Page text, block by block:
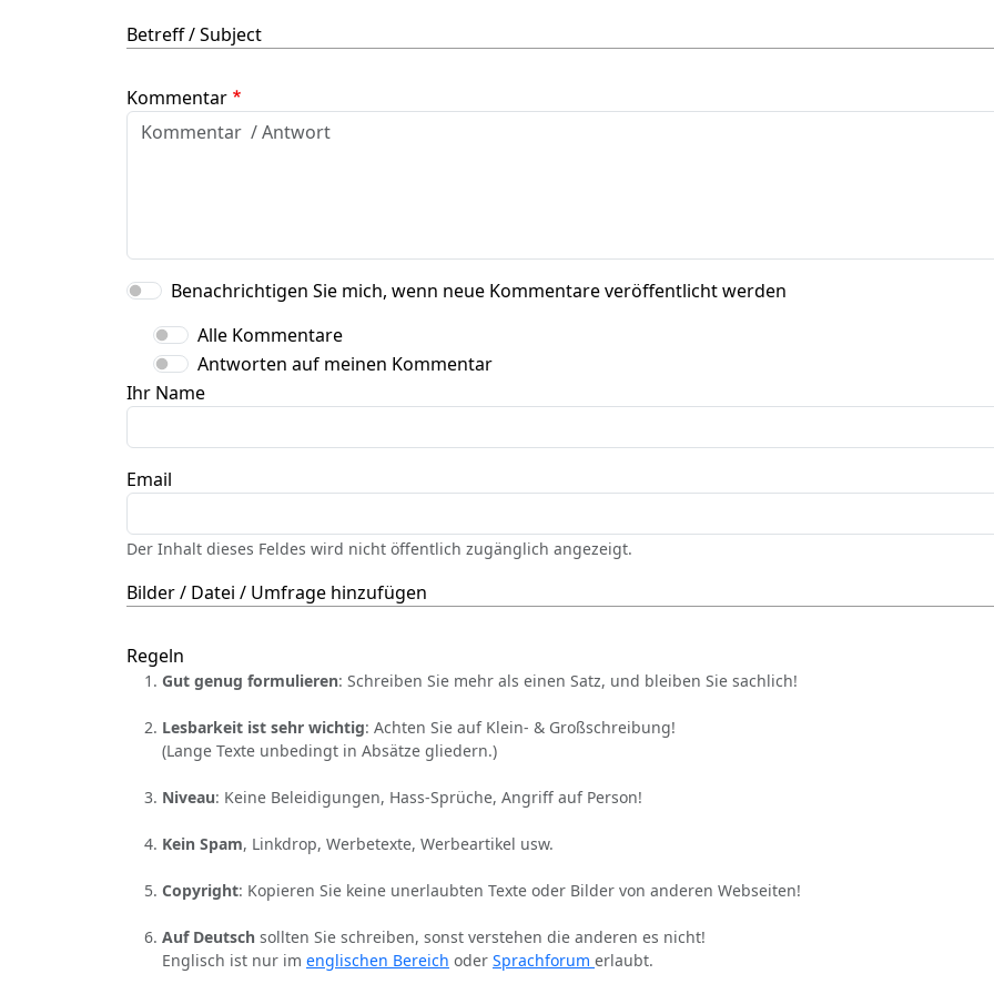
Betreff / Subject
Kommentar
Benachrichtigen Sie mich, wenn neue Kommentare veröffentlicht werden
Alle Kommentare
Antworten auf meinen Kommentar
Ihr Name
Email
Der Inhalt dieses Feldes wird nicht öffentlich zugänglich angezeigt.
Bilder / Datei / Umfrage hinzufügen
Regeln
Gut genug formulieren: Schreiben Sie mehr als einen Satz, und bleiben Sie sachlich!
Lesbarkeit ist sehr wichtig: Achten Sie auf Klein- & Großschreibung!
(Lange Texte unbedingt in Absätze gliedern.)
Niveau: Keine Beleidigungen, Hass-Sprüche, Angriff auf Person!
Kein Spam, Linkdrop, Werbetexte, Werbeartikel usw.
Copyright: Kopieren Sie keine unerlaubten Texte oder Bilder von anderen Webseiten!
Auf Deutsch sollten Sie schreiben, sonst verstehen die anderen es nicht!
Englisch ist nur im englischen Bereich oder Sprachforum erlaubt.